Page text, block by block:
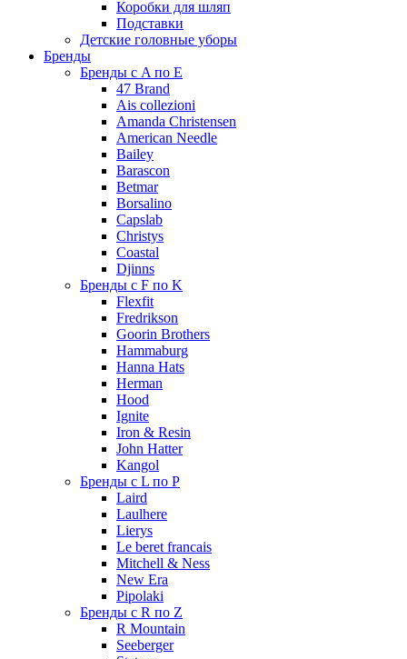
Коробки для шляп
Подставки
Детские головные уборы
Бренды
Бренды с A по E
47 Brand
Ais collezioni
Amanda Christensen
American Needle
Bailey
Barascon
Betmar
Borsalino
Capslab
Christys
Coastal
Djinns
Бренды с F по K
Flexfit
Fredrikson
Goorin Brothers
Hammaburg
Hanna Hats
Herman
Hood
Ignite
Iron & Resin
John Hatter
Kangol
Бренды с L по P
Laird
Laulhere
Lierys
Le beret francais
Mitchell & Ness
New Era
Pipolaki
Бренды с R по Z
R Mountain
Seeberger